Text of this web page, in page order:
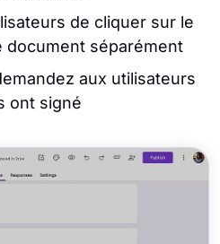
de cliquer sur le
document séparément
aux utilisateurs
ont signé